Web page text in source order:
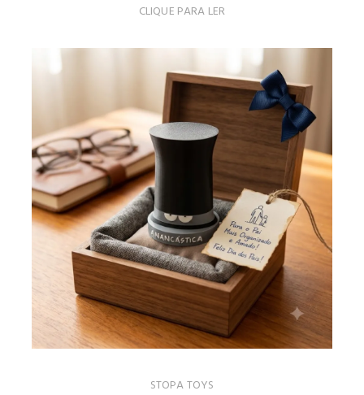
CLIQUE PARA LER
STOPA TOYS